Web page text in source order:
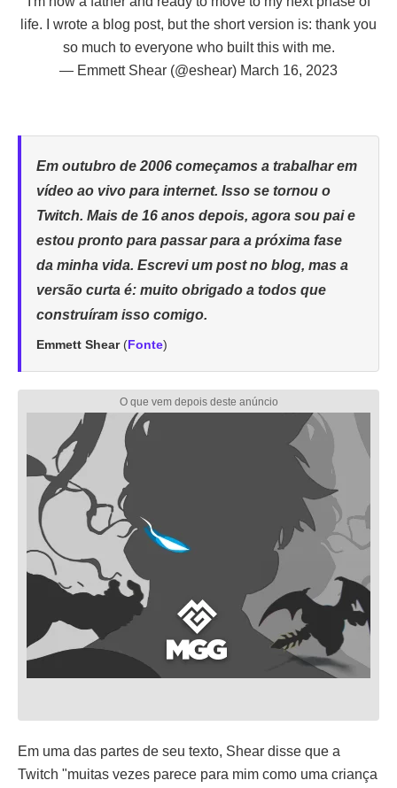
life. I wrote a blog post, but the short version is: thank you
so much to everyone who built this with me.
— Emmett Shear (@eshear) March 16, 2023
Em outubro de 2006 começamos a trabalhar em
vídeo ao vivo para internet. Isso se tornou o
Twitch. Mais de 16 anos depois, agora sou pai e
estou pronto para passar para a próxima fase
da minha vida. Escrevi um post no blog, mas a
versão curta é: muito obrigado a todos que
construíram isso comigo.
Emmett Shear (Fonte)
Em uma das partes de seu texto, Shear disse que a
Twitch "muitas vezes parece para mim como uma criança